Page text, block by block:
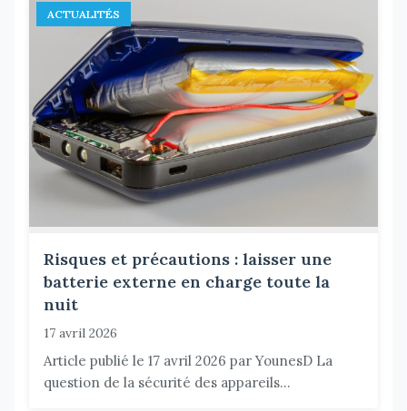
ACTUALITÉS
Risques et précautions : laisser une
batterie externe en charge toute la
nuit
17 avril 2026
Article publié le 17 avril 2026 par YounesD La
question de la sécurité des appareils...